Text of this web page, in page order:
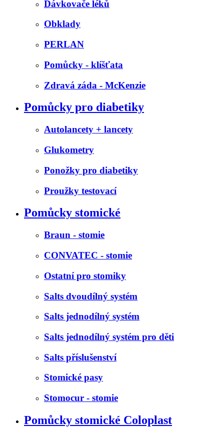
Dávkovače léků
Obklady
PERLAN
Pomůcky - klíšťata
Zdravá záda - McKenzie
Pomůcky pro diabetiky
Autolancety + lancety
Glukometry
Ponožky pro diabetiky
Proužky testovací
Pomůcky stomické
Braun - stomie
CONVATEC - stomie
Ostatní pro stomiky
Salts dvoudílný systém
Salts jednodílný systém
Salts jednodílný systém pro děti
Salts příslušenství
Stomické pasy
Stomocur - stomie
Pomůcky stomické Coloplast